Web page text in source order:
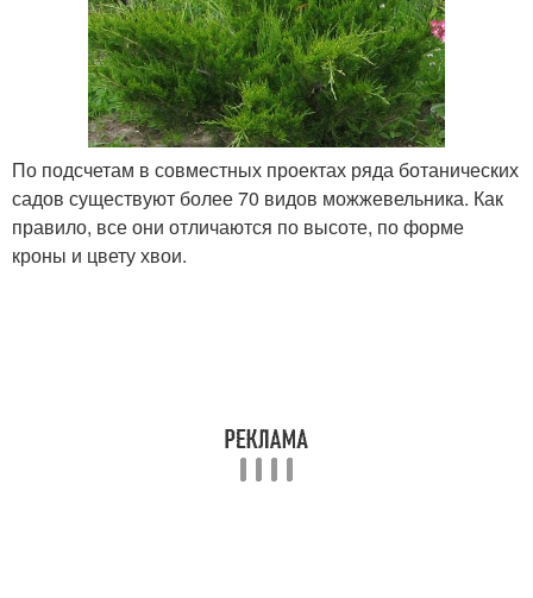
По подсчетам в совместных проектах ряда ботанических
садов существуют более 70 видов можжевельника. Как
правило, все они отличаются по высоте, по форме
кроны и цвету хвои.